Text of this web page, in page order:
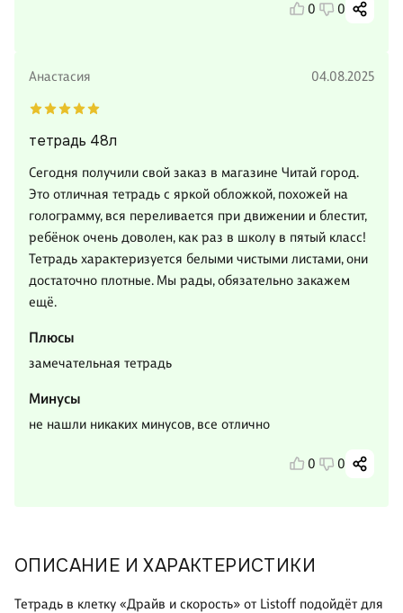
ОПИСАНИЕ И ХАРАКТЕРИСТИКИ
Тетрадь в клетку «Драйв и скорость» от Listoff подойдёт для
0 0
Анастасия 04.08.2025
тетрадь 48л
Сегодня получили свой заказ в магазине Читай город.
Это отличная тетрадь с яркой обложкой, похожей на
голограмму, вся переливается при движении и блестит,
ребёнок очень доволен, как раз в школу в пятый класс!
Тетрадь характеризуется белыми чистыми листами, они
достаточно плотные. Мы рады, обязательно закажем
ещё.
Плюсы
замечательная тетрадь
Минусы
не нашли никаких минусов, все отлично
0 0